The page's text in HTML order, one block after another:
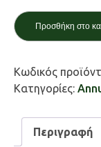
Προσθήκη στο
Κωδικός
Κατηγορίες:
Περιγραφή